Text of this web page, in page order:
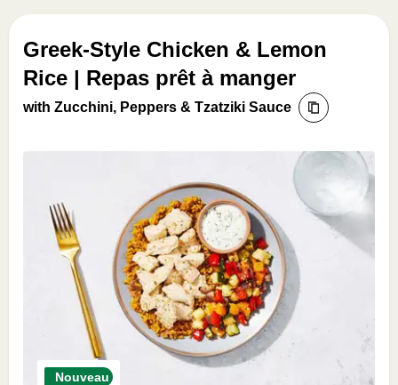
Greek-Style Chicken & Lemon
Rice | Repas prêt à manger
with Zucchini, Peppers & Tzatziki Sauce
Nouveau